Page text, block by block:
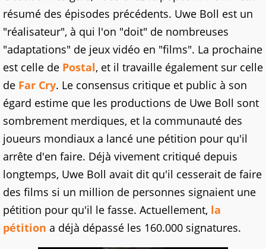
résumé des épisodes précédents. Uwe Boll est un
"réalisateur", à qui l'on "doit" de nombreuses
"adaptations" de jeux vidéo en "films". La prochaine
est celle de Postal, et il travaille également sur celle
de Far Cry. Le consensus critique et public à son
égard estime que les productions de Uwe Boll sont
sombrement merdiques, et la communauté des
joueurs mondiaux a lancé une pétition pour qu'il
arrête d'en faire. Déjà vivement critiqué depuis
longtemps, Uwe Boll avait dit qu'il cesserait de faire
des films si un million de personnes signaient une
pétition pour qu'il le fasse. Actuellement, la
pétition a déjà dépassé les 160.000 signatures.